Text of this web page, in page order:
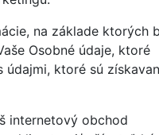
na základe ktorých
Osobné údaje, ktoré
ktoré sú
internetový obchod